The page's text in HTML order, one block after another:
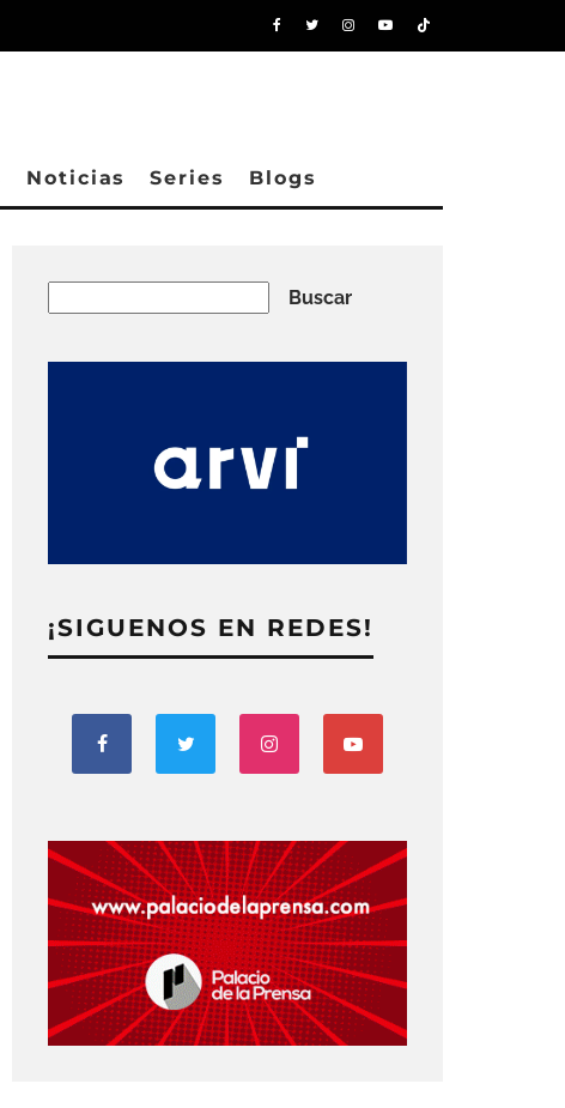
Noticias Series Blogs
Buscar
¡SIGUENOS EN REDES!